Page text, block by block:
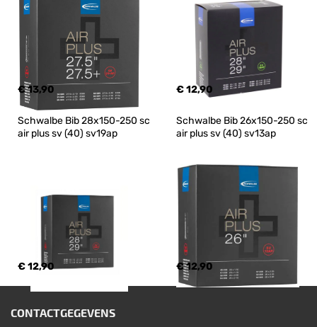
€ 13,90 € 12,90
Schwalbe Bib 28x150-250 sc
air plus sv (40) sv19ap
€ 12,90
Schwalbe Bib 26x150-250 sc
air plus sv (40) sv13ap
€ 12,90
CONTACTGEGEVENS